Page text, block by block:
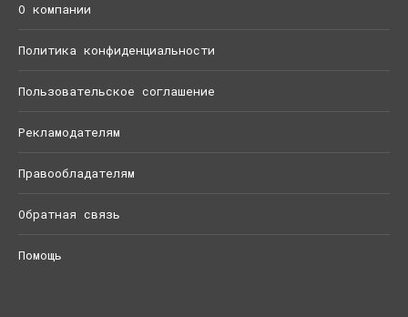
О компании
Политика конфиденциальности
Пользовательское соглашение
Рекламодателям
Правообладателям
Обратная связь
Помощь